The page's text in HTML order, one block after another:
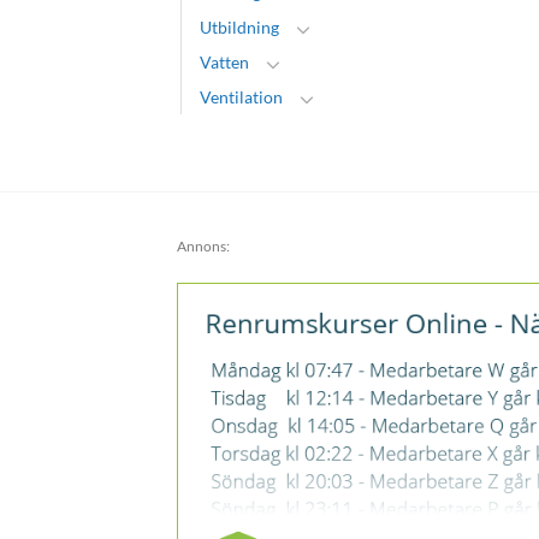
Utbildning
Vatten
Ventilation
Annons: